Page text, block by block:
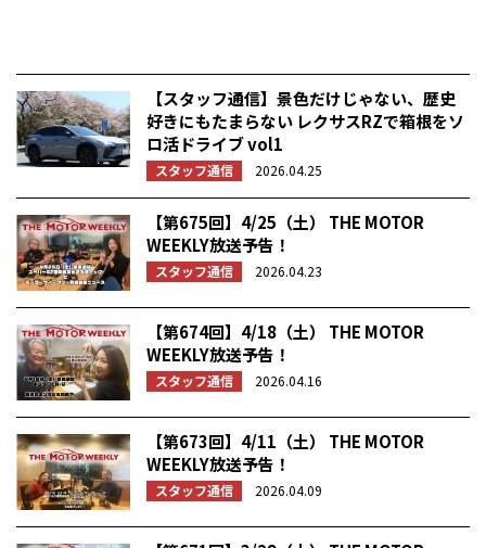
【スタッフ通信】景色だけじゃない、歴史
好きにもたまらない レクサスRZで箱根をソ
ロ活ドライブ vol1
スタッフ通信 2026.04.25
【第675回】4/25（土） THE MOTOR
WEEKLY放送予告！
スタッフ通信 2026.04.23
【第674回】4/18（土） THE MOTOR
WEEKLY放送予告！
スタッフ通信 2026.04.16
【第673回】4/11（土） THE MOTOR
WEEKLY放送予告！
スタッフ通信 2026.04.09